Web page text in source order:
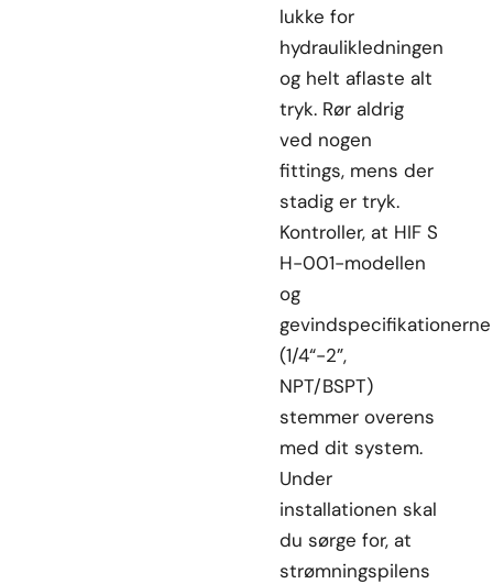
lukke for
hydraulikledningen
og helt aflaste alt
tryk. Rør aldrig
ved nogen
fittings, mens der
stadig er tryk.
Kontroller, at HIF S
H-001-modellen
og
gevindspecifikationerne
(1/4“-2”,
NPT/BSPT)
stemmer overens
med dit system.
Under
installationen skal
du sørge for, at
strømningspilens